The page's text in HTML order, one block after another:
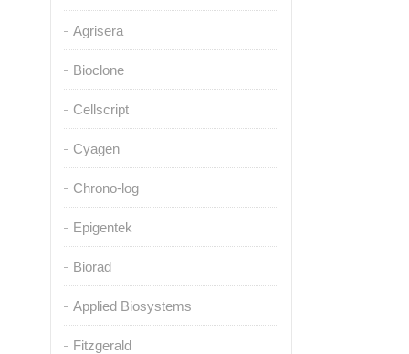
Agrisera
Bioclone
Cellscript
Cyagen
Chrono-log
Epigentek
Biorad
Applied Biosystems
Fitzgerald